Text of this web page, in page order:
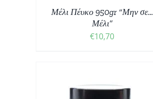
Μέλι Πέυκο 950gr “Μην σε…
Μέλι”
€10,70